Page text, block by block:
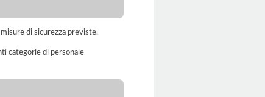
di sicurezza previste.
categorie di personale